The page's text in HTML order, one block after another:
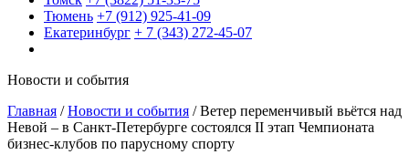
Тюмень +7 (912) 925-41-09
Екатеринбург + 7 (343) 272-45-07
Новости и события
Главная /Новости и события /Ветер переменчивый вьётся над
Невой – в Санкт-Петербурге состоялся II этап Чемпионата
бизнес-клубов по парусному спорту